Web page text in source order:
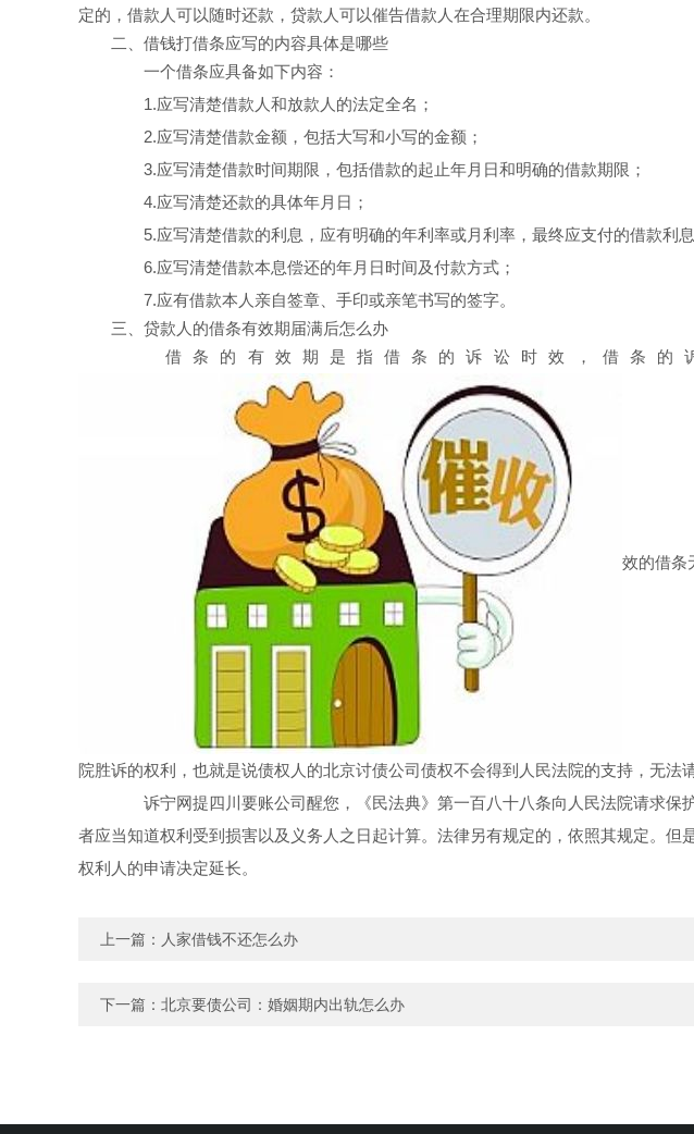
定的，借款人可以随时还款，贷款人可以催告借款人在合理期限内还款。
二、借钱打借条应写的内容具体是哪些
一个借条应具备如下内容：
1.应写清楚借款人和放款人的法定全名；
2.应写清楚借款金额，包括大写和小写的金额；
3.应写清楚借款时间期限，包括借款的起止年月日和明确的借款期限；
4.应写清楚还款的具体年月日；
5.应写清楚借款的利息，应有明确的年利率或月利率，最终应支付的借款利息
6.应写清楚借款本息偿还的年月日时间及付款方式；
7.应有借款本人亲自签章、手印或亲笔书写的签字。
三、贷款人的借条有效期届满后怎么办
借条的有效期是指借条的诉讼时效，借条的
效的借条
院胜诉的权利，也就是说债权人的北京讨债公司债权不会得到人民法院的支持，无
诉宁网提四川要账公司醒您，《民法典》第一百八十八条向人民法院请求保
者应当知道权利受到损害以及义务人之日起计算。法律另有规定的，依照其规定。
权利人的申请决定延长。
上一篇： 人家借钱不还怎么办
下一篇： 北京要债公司：婚姻期内出轨怎么办